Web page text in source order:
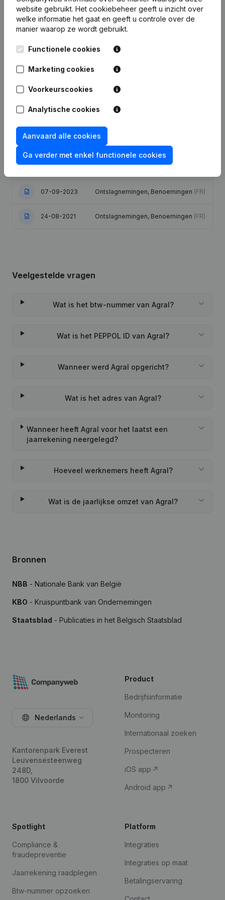
Publicatiesvan Agral
Datum Publicatie
24-06-2025 Ontslagnemingen, Benoemingen
27-05-2024
Statuten (Vertaling, Coördinatie,
Overige Wijzigingen,...)
27-12-2023 Ontslagnemingen, Benoemingen
07-09-2023 Ontslagnemingen, Benoemingen (FR)
24-08-2021 Ontslagnemingen, Benoemingen (FR)
Veelgestelde vragen
Wat is het btw-nummer van Agral?
Wat is het PEPPOL ID van Agral?
Wanneer werd Agral opgericht?
Wat is het adres van Agral?
Wanneer heeft Agral voor het laatst een
jaarrekening neergelegd?
Hoeveel werknemers heeft Agral?
Wat is de jaarlijkse omzet van Agral?
Bronnen
NBB - Nationale Bank van België
KBO - Kruispuntbank van Ondernemingen
Staatsblad - Publicaties in het Belgisch Staatsblad
website gebruikt. Het cookiebeheer geeft u inzicht over
welke informatie het gaat en geeft u controle over de
manier waarop ze wordt gebruikt.
Functionele cookies
Marketing cookies
Voorkeurscookies
Analytische cookies
Aanvaard alle cookies
Ga verder met enkel functionele cookies
Nederlands
Kantorenpark Everest
Leuvensesteenweg
248D,
1800 Vilvoorde
Product
Bedrijfsinformatie
Monitoring
Internationaal zoeken
Prospecteren
iOS app
Android app
Spotlight
Compliance &
fraudepreventie
Jaarrekening raadplegen
Btw-nummer opzoeken
Platform
Integraties
Integraties op maat
Betalingservaring